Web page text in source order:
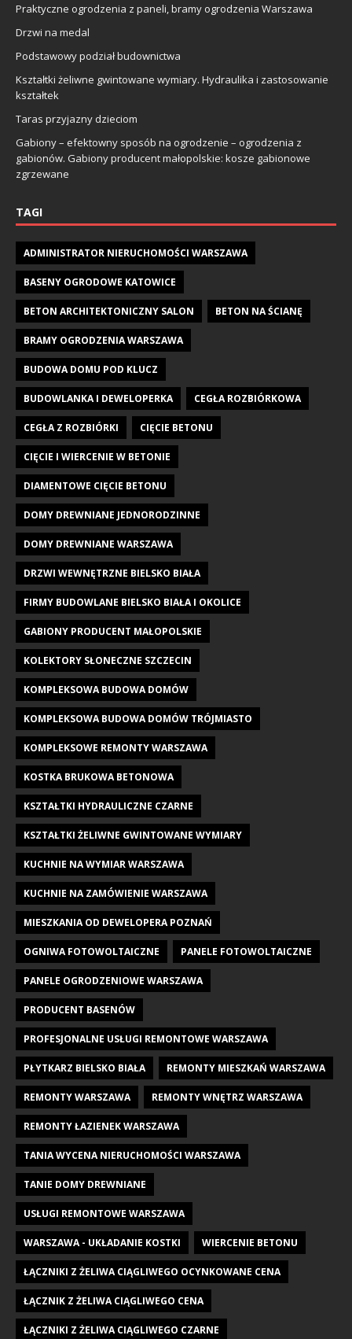
Praktyczne ogrodzenia z paneli, bramy ogrodzenia Warszawa
Drzwi na medal
Podstawowy podział budownictwa
Kształtki żeliwne gwintowane wymiary. Hydraulika i zastosowanie
kształtek
Taras przyjazny dzieciom
Gabiony – efektowny sposób na ogrodzenie – ogrodzenia z
gabionów. Gabiony producent małopolskie: kosze gabionowe
zgrzewane
TAGI
ADMINISTRATOR NIERUCHOMOŚCI WARSZAWA
BASENY OGRODOWE KATOWICE
BETON ARCHITEKTONICZNY SALON BETON NA ŚCIANĘ
BRAMY OGRODZENIA WARSZAWA
BUDOWA DOMU POD KLUCZ
BUDOWLANKA I DEWELOPERKA CEGŁA ROZBIÓRKOWA
CEGŁA Z ROZBIÓRKI CIĘCIE BETONU
CIĘCIE I WIERCENIE W BETONIE
DIAMENTOWE CIĘCIE BETONU
DOMY DREWNIANE JEDNORODZINNE
DOMY DREWNIANE WARSZAWA
DRZWI WEWNĘTRZNE BIELSKO BIAŁA
FIRMY BUDOWLANE BIELSKO BIAŁA I OKOLICE
GABIONY PRODUCENT MAŁOPOLSKIE
KOLEKTORY SŁONECZNE SZCZECIN
KOMPLEKSOWA BUDOWA DOMÓW
KOMPLEKSOWA BUDOWA DOMÓW TRÓJMIASTO
KOMPLEKSOWE REMONTY WARSZAWA
KOSTKA BRUKOWA BETONOWA
KSZTAŁTKI HYDRAULICZNE CZARNE
KSZTAŁTKI ŻELIWNE GWINTOWANE WYMIARY
KUCHNIE NA WYMIAR WARSZAWA
KUCHNIE NA ZAMÓWIENIE WARSZAWA
MIESZKANIA OD DEWELOPERA POZNAŃ
OGNIWA FOTOWOLTAICZNE PANELE FOTOWOLTAICZNE
PANELE OGRODZENIOWE WARSZAWA
PRODUCENT BASENÓW
PROFESJONALNE USŁUGI REMONTOWE WARSZAWA
PŁYTKARZ BIELSKO BIAŁA REMONTY MIESZKAŃ WARSZAWA
REMONTY WARSZAWA REMONTY WNĘTRZ WARSZAWA
REMONTY ŁAZIENEK WARSZAWA
TANIA WYCENA NIERUCHOMOŚCI WARSZAWA
TANIE DOMY DREWNIANE
USŁUGI REMONTOWE WARSZAWA
WARSZAWA - UKŁADANIE KOSTKI WIERCENIE BETONU
ŁĄCZNIKI Z ŻELIWA CIĄGLIWEGO OCYNKOWANE CENA
ŁĄCZNIK Z ŻELIWA CIĄGLIWEGO CENA
ŁĄCZNIKI Z ŻELIWA CIĄGLIWEGO CZARNE